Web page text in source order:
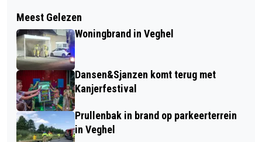
MOTORRIJDER EN AUTOMOBILIST
MET ELKAAR IN BOTSING
ZZP’ER IS TOCH WERKNEEMSTER,
WERKGEVER DRAAIT OP VOOR
FINANCIËLE GEVOLGEN
Meest Gelezen
Woningbrand in Veghel
Dansen&Sjanzen komt terug met
Kanjerfestival
Prullenbak in brand op parkeerterrein
in Veghel